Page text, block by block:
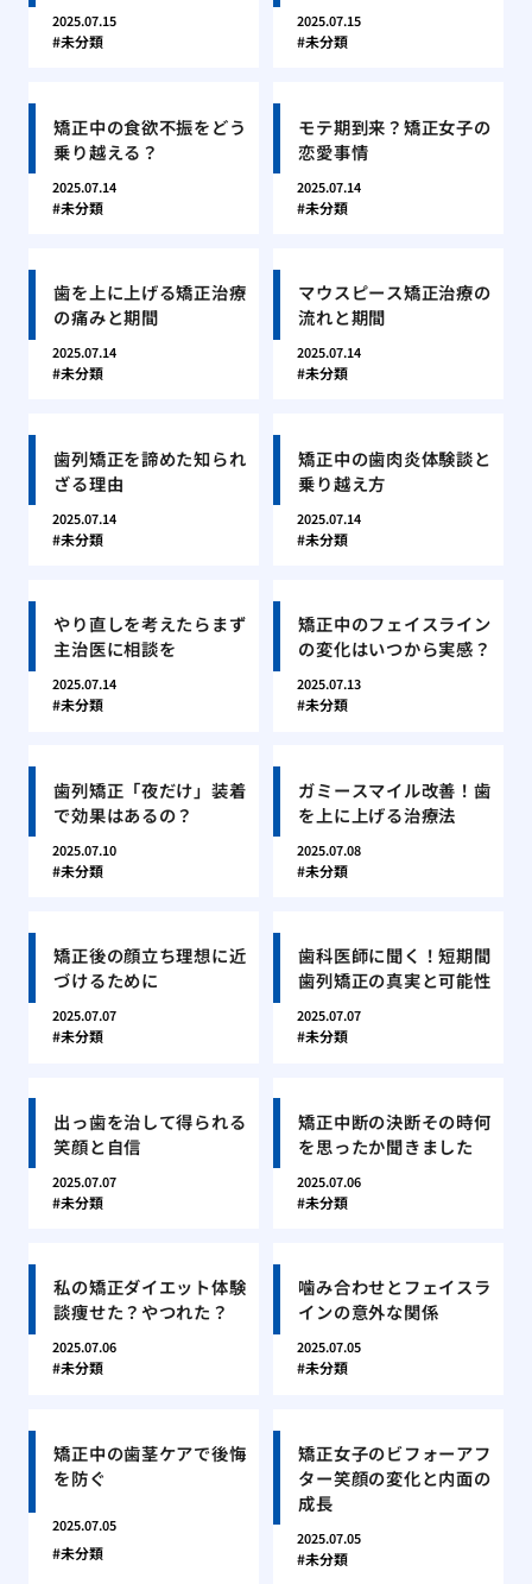
2025.07.15
未分類
2025.07.15
未分類
矯正中の食欲不振をどう
乗り越える？
2025.07.14
未分類
モテ期到来？矯正女子の
恋愛事情
2025.07.14
未分類
歯を上に上げる矯正治療
の痛みと期間
2025.07.14
未分類
マウスピース矯正治療の
流れと期間
2025.07.14
未分類
歯列矯正を諦めた知られ
ざる理由
2025.07.14
未分類
矯正中の歯肉炎体験談と
乗り越え方
2025.07.14
未分類
やり直しを考えたらまず
主治医に相談を
2025.07.14
未分類
矯正中のフェイスライン
の変化はいつから実感？
2025.07.13
未分類
歯列矯正「夜だけ」装着
で効果はあるの？
2025.07.10
未分類
ガミースマイル改善！歯
を上に上げる治療法
2025.07.08
未分類
矯正後の顔立ち理想に近
づけるために
2025.07.07
未分類
歯科医師に聞く！短期間
歯列矯正の真実と可能性
2025.07.07
未分類
出っ歯を治して得られる
笑顔と自信
2025.07.07
未分類
矯正中断の決断その時何
を思ったか聞きました
2025.07.06
未分類
私の矯正ダイエット体験
談痩せた？やつれた？
2025.07.06
未分類
噛み合わせとフェイスラ
インの意外な関係
2025.07.05
未分類
矯正中の歯茎ケアで後悔
を防ぐ
2025.07.05
未分類
矯正女子のビフォーアフ
ター笑顔の変化と内面の
成長
2025.07.05
未分類